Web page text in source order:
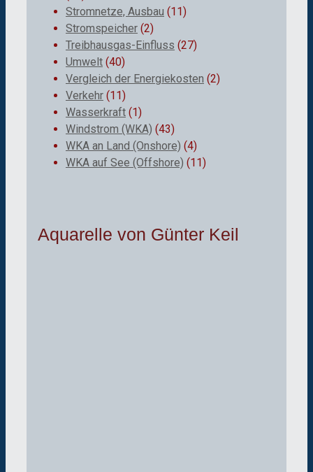
Stromnetze, Ausbau (11)
Stromspeicher (2)
Treibhausgas-Einfluss (27)
Umwelt (40)
Vergleich der Energiekosten (2)
Verkehr (11)
Wasserkraft (1)
Windstrom (WKA) (43)
WKA an Land (Onshore) (4)
WKA auf See (Offshore) (11)
Aquarelle von Günter Keil